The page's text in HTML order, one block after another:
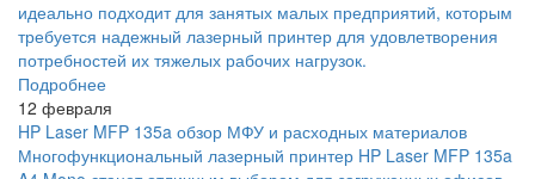
идеально подходит для занятых малых предприятий, которым
требуется надежный лазерный принтер для удовлетворения
потребностей их тяжелых рабочих нагрузок.
Подробнее
12 февраля
HP Laser MFP 135a обзор МФУ и расходных материалов
Многофункциональный лазерный принтер HP Laser MFP 135a